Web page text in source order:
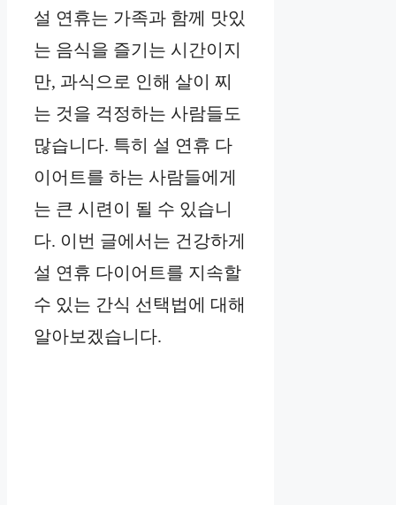
설 연휴는 가족과 함께 맛있
는 음식을 즐기는 시간이지
만, 과식으로 인해 살이 찌
는 것을 걱정하는 사람들도
많습니다. 특히 설 연휴 다
이어트를 하는 사람들에게
는 큰 시련이 될 수 있습니
다. 이번 글에서는 건강하게
설 연휴 다이어트를 지속할
수 있는 간식 선택법에 대해
알아보겠습니다.